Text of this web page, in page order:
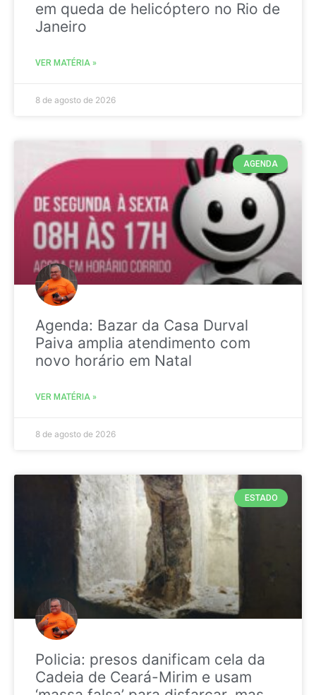
em queda de helicóptero no Rio de
Janeiro
VER MATÉRIA »
8 de agosto de 2026
AGENDA
Agenda: Bazar da Casa Durval
Paiva amplia atendimento com
novo horário em Natal
VER MATÉRIA »
8 de agosto de 2026
ESTADO
Policia: presos danificam cela da
Cadeia de Ceará-Mirim e usam